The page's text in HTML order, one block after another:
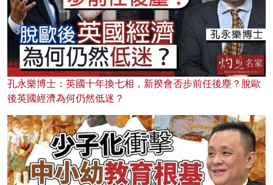
孔永樂博士：英國十年換七相，新揆會否步前任後塵？脫歐
後英國經濟為何仍然低迷？